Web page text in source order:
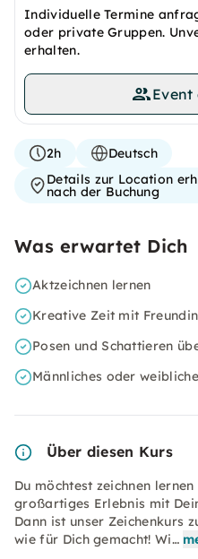
Individuelle Termine
oder private Gruppen.
erhalten.
Event
2h
Deutsch
Details zur Location
nach der Buchung
Was erwartet Dich
Aktzeichnen lernen
Kreative Zeit mit
Posen und Schattieren
Männliches oder
Über diesen Kurs
Du möchtest zeichnen
großartiges Erlebnis mit
Dann ist unser Zeichenkurs
wie für Dich gemacht! Wi…